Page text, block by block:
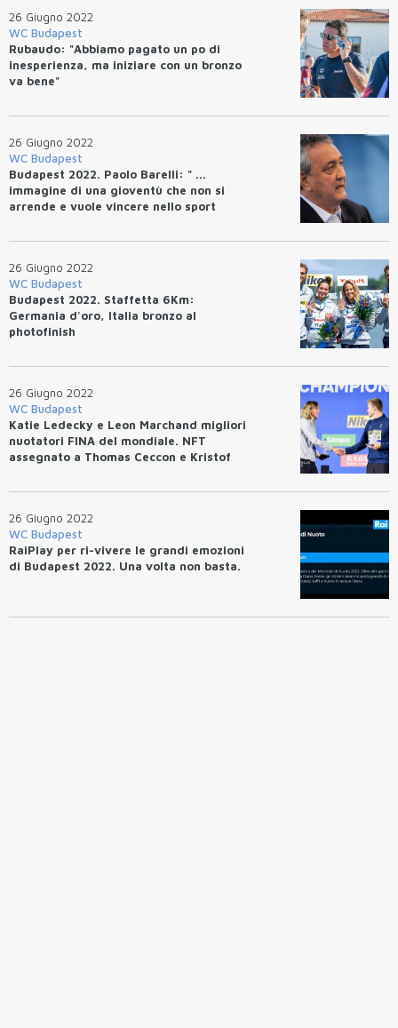
26 Giugno 2022
WC Budapest
Rubaudo: "Abbiamo pagato un po di
inesperienza, ma iniziare con un bronzo
va bene"
26 Giugno 2022
WC Budapest
Budapest 2022. Paolo Barelli: " ...
immagine di una gioventù che non si
arrende e vuole vincere nello sport
26 Giugno 2022
WC Budapest
Budapest 2022. Staffetta 6Km:
Germania d'oro, Italia bronzo al
photofinish
26 Giugno 2022
WC Budapest
Katie Ledecky e Leon Marchand migliori
nuotatori FINA del mondiale. NFT
assegnato a Thomas Ceccon e Kristof
26 Giugno 2022
WC Budapest
RaiPlay per ri-vivere le grandi emozioni
di Budapest 2022. Una volta non basta.